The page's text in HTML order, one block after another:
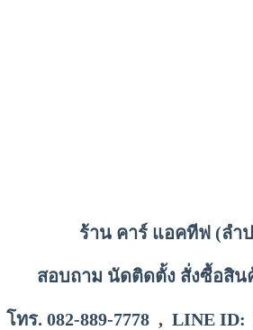
ร้าน คาร์ แอคทีฟ (ลำ
สอบถาม นัดติดตั้ง สั่งซื้
โทร. 082-889-7778 , LINE ID: